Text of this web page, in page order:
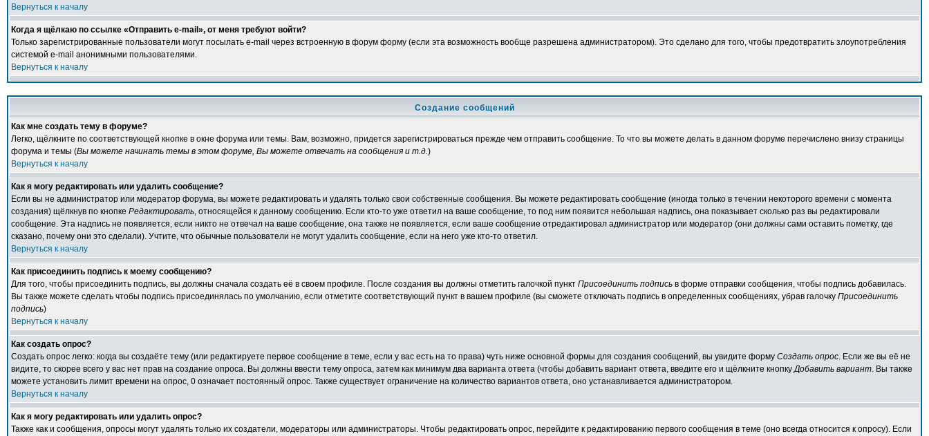
Вернуться к началу
Когда я щёлкаю по ссылке «Отправить e-mail», от меня требуют войти?
Только зарегистрированные пользователи могут посылать e-mail через встроенную в форум форму (если эта возможность вообще разрешена администратором). Это сделано для того, чтобы предотвратить злоупотребления
системой e-mail анонимными пользователями.
Вернуться к началу
Создание сообщений
Как мне создать тему в форуме?
Легко, щёлкните по соответствующей кнопке в окне форума или темы. Вам, возможно, придется зарегистрироваться прежде чем отправить сообщение. То что вы можете делать в данном форуме перечислено внизу страницы
форума и темы (Вы можете начинать темы в этом форуме, Вы можете отвечать на сообщения и т.д.)
Вернуться к началу
Как я могу редактировать или удалить сообщение?
Если вы не администратор или модератор форума, вы можете редактировать и удалять только свои собственные сообщения. Вы можете редактировать сообщение (иногда только в течении некоторого времени с момента
создания) щёлкнув по кнопке Редактировать, относящейся к данному сообщению. Если кто-то уже ответил на ваше сообщение, то под ним появится небольшая надпись, она показывает сколько раз вы редактировали
сообщение. Эта надпись не появляется, если никто не отвечал на ваше сообщение, она также не появляется, если ваше сообщение отредактировал администратор или модератор (они должны сами оставить пометку, где
сказано, почему они это сделали). Учтите, что обычные пользователи не могут удалить сообщение, если на него уже кто-то ответил.
Вернуться к началу
Как присоединить подпись к моему сообщению?
Для того, чтобы присоединить подпись, вы должны сначала создать её в своем профиле. После создания вы должны отметить галочкой пункт Присоединить подпись в форме отправки сообщения, чтобы подпись добавилась.
Вы также можете сделать чтобы подпись присоединялась по умолчанию, если отметите соответствующий пункт в вашем профиле (вы сможете отключать подпись в определенных сообщениях, убрав галочку Присоединить
подпись)
Вернуться к началу
Как создать опрос?
Создать опрос легко: когда вы создаёте тему (или редактируете первое сообщение в теме, если у вас есть на то права) чуть ниже основной формы для создания сообщений, вы увидите форму Создать опрос. Если же вы её не
видите, то скорее всего у вас нет прав на создание опроса. Вы должны ввести тему опроса, затем как минимум два варианта ответа (чтобы добавить вариант ответа, введите его и щёлкните кнопкуДобавить вариант. Вы также
можете установить лимит времени на опрос, 0 означает постоянный опрос. Также существует ограничение на количество вариантов ответа, оно устанавливается администратором.
Вернуться к началу
Как я могу редактировать или удалить опрос?
Также как и сообщения, опросы могут удалять только их создатели, модераторы или администраторы. Чтобы редактировать опрос, перейдите к редактированию первого сообщения в теме (оно всегда относится к опросу). Если